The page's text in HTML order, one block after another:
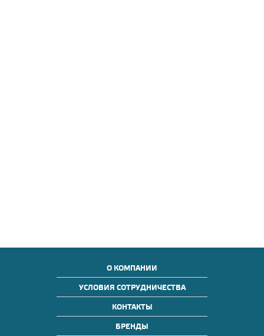
О КОМПАНИИ
УСЛОВИЯ СОТРУДНИЧЕСТВА
КОНТАКТЫ
БРЕНДЫ